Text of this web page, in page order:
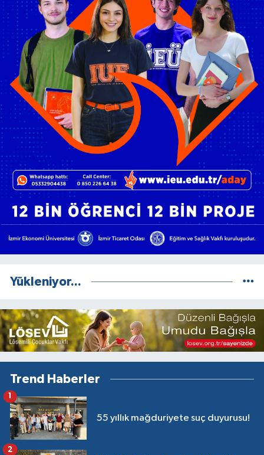
Yükleniyor...
Trend Haberler
55 yıllık mağduriyete suç duyurusu!
1
2